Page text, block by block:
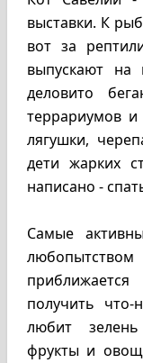
выставки. К
вот за
выпускают на
деловито
террариумов
лягушки,
дети жарких
написано -
Самые
получить что-
любит
фрукты и